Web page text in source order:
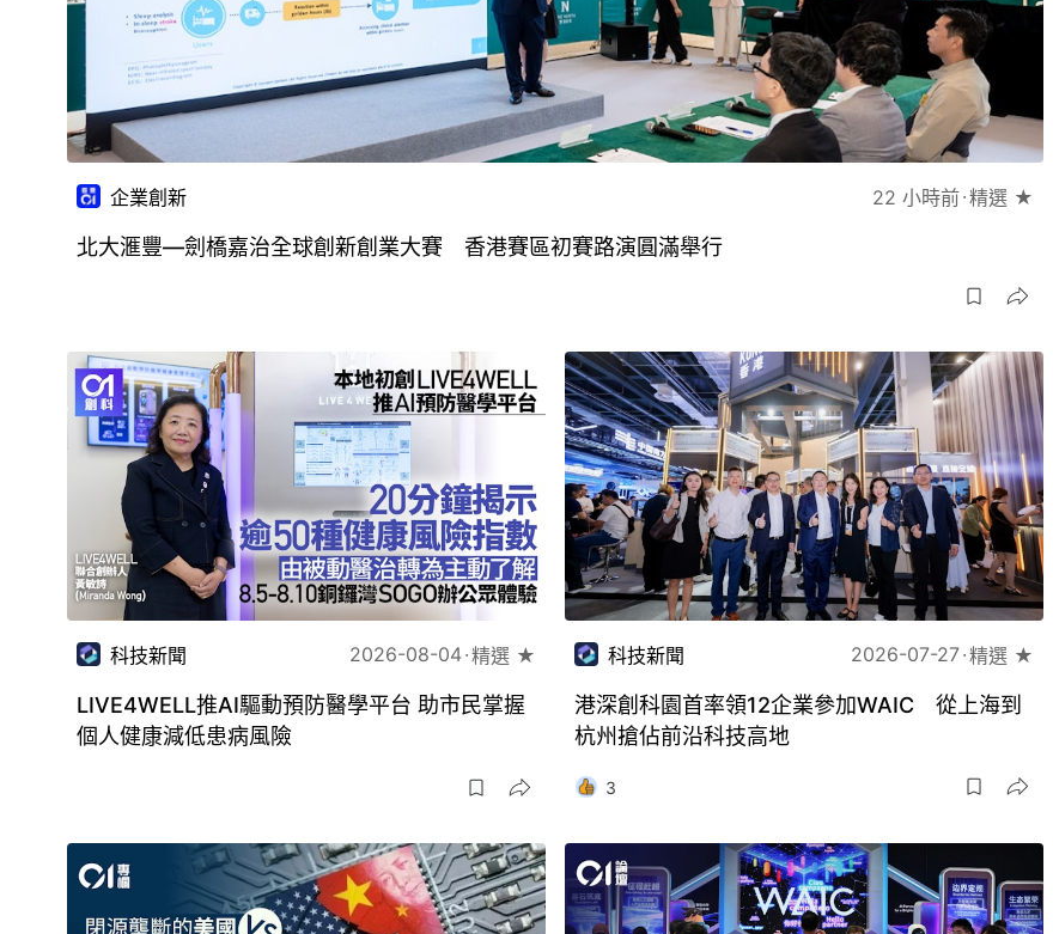
企業創新 22 小時前 精選 ★
北大滙豐—劍橋嘉治全球創新創業大賽 香港賽區初賽路演圓滿舉行
科技新聞 2026-08-04 精選 ★
LIVE4WELL推AI驅動預防醫學平台 助市民掌握
個人健康減低患病風險
科技新聞 2026-07-27 精選 ★
港深創科園首率領12企業參加WAIC 從上海到
杭州搶佔前沿科技高地
3